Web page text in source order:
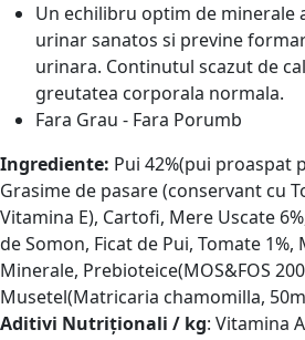
Un echilibru optim de minerale
urinar sanatos si previne
urinara. Continutul scazut de
greutatea corporala normala.
Fara Grau - Fara Porumb
Ingrediente: Pui 42%(pui proaspat
Grasime de pasare (conservant cu
Vitamina E), Cartofi, Mere Uscate
de Somon, Ficat de Pui, Tomate 1%,
Minerale, Prebioteice(MOS&FOS
Musetel(Matricaria chamomilla,
Aditivi Nutriționali / kg: Vitamina